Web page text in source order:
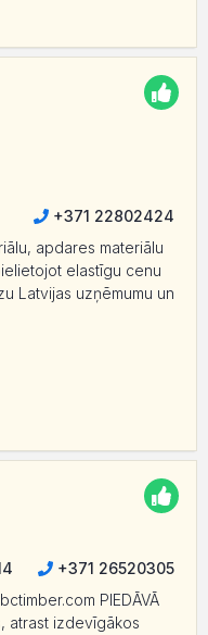
+371 22802424
apdares materiālu
elastīgu cenu
Latvijas uzņēmumu un
+371 26520305
PIEDĀVĀ
atrast izdevīgākos